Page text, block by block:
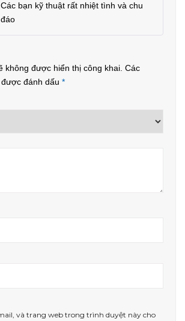
Các bạn kỹ thuật rất nhiệt tình và chu
đáo
không được hiển thị công khai. Các
đánh dấu *
và trang web trong trình duyệt này cho